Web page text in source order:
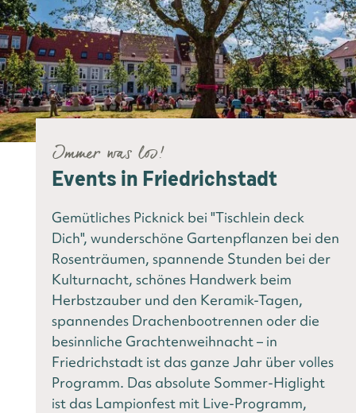
Immer was los!
Events in Friedrichstadt
Gemütliches Picknick bei "Tischlein deck
Dich", wunderschöne Gartenpflanzen bei den
Rosenträumen, spannende Stunden bei der
Kulturnacht, schönes Handwerk beim
Herbstzauber und den Keramik-Tagen,
spannendes Drachenbootrennen oder die
besinnliche Grachtenweihnacht – in
Friedrichstadt ist das ganze Jahr über volles
Programm. Das absolute Sommer-Higlight
ist das Lampionfest mit Live-Programm,